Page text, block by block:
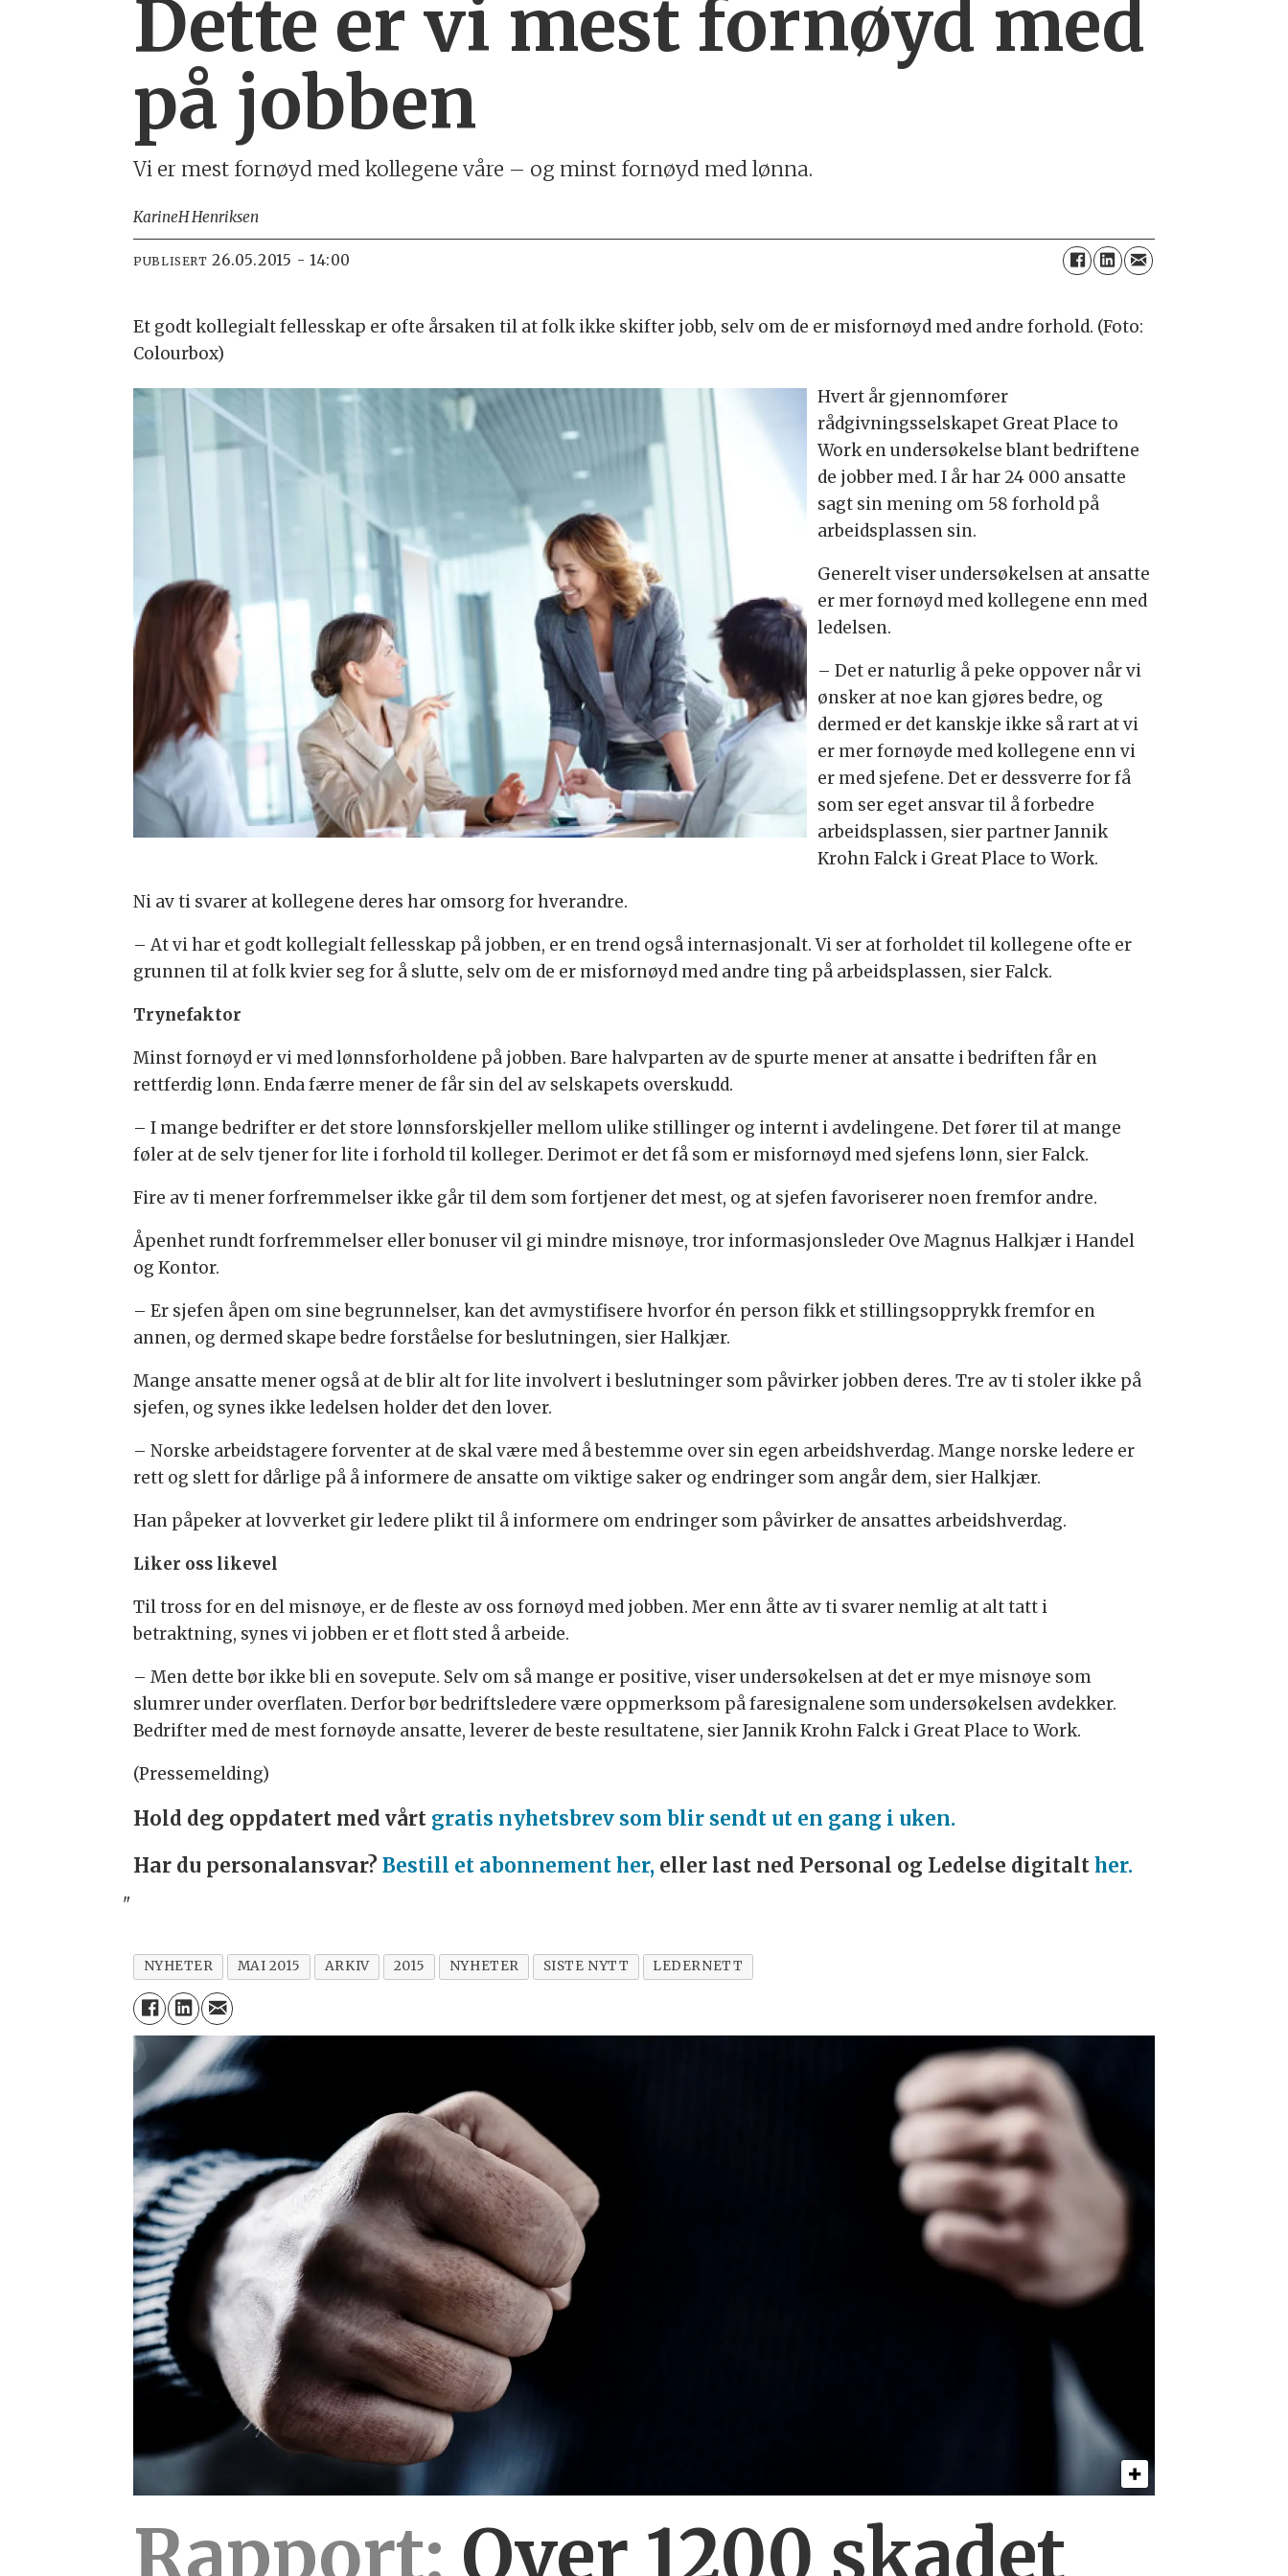
Dette er vi mest fornøyd med
på jobben
Vi er mest fornøyd med kollegene våre – og minst fornøyd med lønna.
KarineH Henriksen
PUBLISERT 26.05.2015 - 14:00
Et godt kollegialt fellesskap er ofte årsaken til at folk ikke skifter jobb, selv om de er misfornøyd med andre forhold. (Foto:
Colourbox)
Hvert år gjennomfører
rådgivningsselskapet Great Place to
Work en undersøkelse blant bedriftene
de jobber med. I år har 24 000 ansatte
sagt sin mening om 58 forhold på
arbeidsplassen sin.
Generelt viser undersøkelsen at ansatte
er mer fornøyd med kollegene enn med
ledelsen.
– Det er naturlig å peke oppover når vi
ønsker at noe kan gjøres bedre, og
dermed er det kanskje ikke så rart at vi
er mer fornøyde med kollegene enn vi
er med sjefene. Det er dessverre for få
som ser eget ansvar til å forbedre
arbeidsplassen, sier partner Jannik
Krohn Falck i Great Place to Work.
Ni av ti svarer at kollegene deres har omsorg for hverandre.
– At vi har et godt kollegialt fellesskap på jobben, er en trend også internasjonalt. Vi ser at forholdet til kollegene ofte er
grunnen til at folk kvier seg for å slutte, selv om de er misfornøyd med andre ting på arbeidsplassen, sier Falck.
Trynefaktor
Minst fornøyd er vi med lønnsforholdene på jobben. Bare halvparten av de spurte mener at ansatte i bedriften får en
rettferdig lønn. Enda færre mener de får sin del av selskapets overskudd.
– I mange bedrifter er det store lønnsforskjeller mellom ulike stillinger og internt i avdelingene. Det fører til at mange
føler at de selv tjener for lite i forhold til kolleger. Derimot er det få som er misfornøyd med sjefens lønn, sier Falck.
Fire av ti mener forfremmelser ikke går til dem som fortjener det mest, og at sjefen favoriserer noen fremfor andre.
Åpenhet rundt forfremmelser eller bonuser vil gi mindre misnøye, tror informasjonsleder Ove Magnus Halkjær i Handel
og Kontor.
– Er sjefen åpen om sine begrunnelser, kan det avmystifisere hvorfor én person fikk et stillingsopprykk fremfor en
annen, og dermed skape bedre forståelse for beslutningen, sier Halkjær.
Mange ansatte mener også at de blir alt for lite involvert i beslutninger som påvirker jobben deres. Tre av ti stoler ikke på
sjefen, og synes ikke ledelsen holder det den lover.
– Norske arbeidstagere forventer at de skal være med å bestemme over sin egen arbeidshverdag. Mange norske ledere er
rett og slett for dårlige på å informere de ansatte om viktige saker og endringer som angår dem, sier Halkjær.
Han påpeker at lovverket gir ledere plikt til å informere om endringer som påvirker de ansattes arbeidshverdag.
Liker oss likevel
Til tross for en del misnøye, er de fleste av oss fornøyd med jobben. Mer enn åtte av ti svarer nemlig at alt tatt i
betraktning, synes vi jobben er et flott sted å arbeide.
– Men dette bør ikke bli en sovepute. Selv om så mange er positive, viser undersøkelsen at det er mye misnøye som
slumrer under overflaten. Derfor bør bedriftsledere være oppmerksom på faresignalene som undersøkelsen avdekker.
Bedrifter med de mest fornøyde ansatte, leverer de beste resultatene, sier Jannik Krohn Falck i Great Place to Work.
(Pressemelding)
Hold deg oppdatert med vårt gratis nyhetsbrev som blir sendt ut en gang i uken.
Har du personalansvar?Bestill et abonnement her, eller last ned Personal og Ledelse digitalther.
"
NYHETER MAI 2015 ARKIV 2015 NYHETER SISTE NYTT LEDERNETT
Rapport: Over 1200 skadet